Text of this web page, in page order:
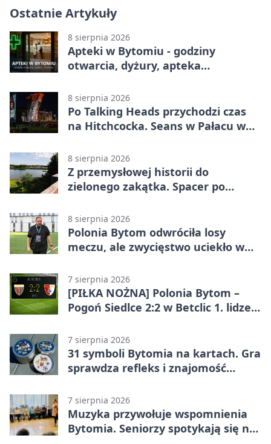
Ostatnie Artykuły
8 sierpnia 2026
Apteki w Bytomiu - godziny
otwarcia, dyżury, apteka
8 sierpnia 2026
Po Talking Heads przychodzi czas
na Hitchcocka. Seans w Pałacu w
8 sierpnia 2026
Z przemysłowej historii do
zielonego zakątka. Spacer po
8 sierpnia 2026
Polonia Bytom odwróciła losy
meczu, ale zwycięstwo uciekło w
7 sierpnia 2026
[PIŁKA NOŻNA] Polonia Bytom –
Pogoń Siedlce 2:2 w Betclic 1. lidze.
ale stracili zwycięstwo
7 sierpnia 2026
31 symboli Bytomia na kartach. Gra
sprawdza refleks i znajomość
7 sierpnia 2026
Muzyka przywołuje wspomnienia
Bytomia. Seniorzy spotykają się na